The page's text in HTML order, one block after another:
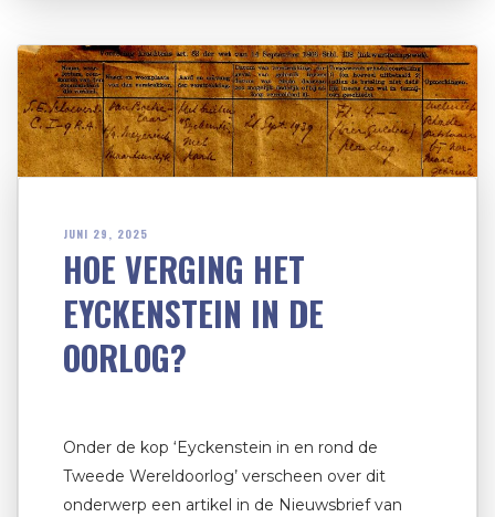
JUNI 29, 2025
HOE VERGING HET
EYCKENSTEIN IN DE
OORLOG?
Onder de kop ‘Eyckenstein in en rond de
Tweede Wereldoorlog’ verscheen over dit
onderwerp een artikel in de Nieuwsbrief van